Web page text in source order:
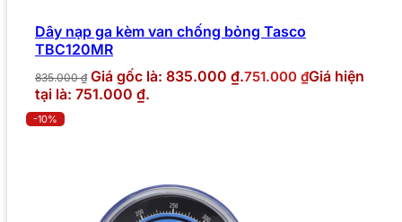
Dây nạp ga kèm van chống bỏng Tasco
TBC120MR
835.000₫ Giá gốc là: 835.000 ₫.751.000 ₫Giá hiện
tại là: 751.000 ₫.
-10%